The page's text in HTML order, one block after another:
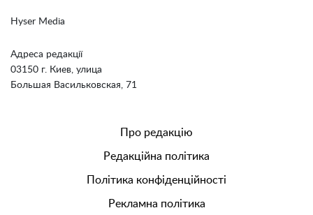
Hyser Media
Адреса редакції
03150 г. Киев, улица
Большая Васильковская, 71
Про редакцію
Редакційна політика
Політика конфіденційності
Рекламна політика